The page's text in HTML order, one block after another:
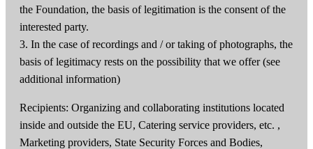
the Foundation, the basis of legitimation is the consent of the
interested party.
3. In the case of recordings and / or taking of photographs, the
basis of legitimacy rests on the possibility that we offer (see
additional information)
Recipients: Organizing and collaborating institutions located
inside and outside the EU, Catering service providers, etc. ,
Marketing providers, State Security Forces and Bodies,